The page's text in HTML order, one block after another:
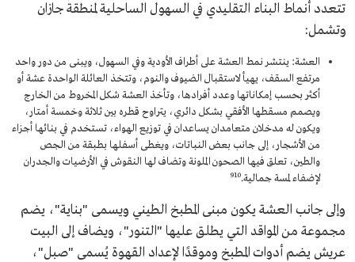
تتعدد أنماط البناء التقليدي في السهول الساحلية لمنطقة جازان
وتشمل:
العشة: ينتشر نمط العشة على أطراف الأودية وفي السهول، ويبنى من دور واحد
مرتفع السقف، يهيأ لاستقبال الضيوف والنوم، وتتخذ العائلة الواحدة عشة أو
أكثر بحسب إمكاناتها وعدد أفرادها، وتأخذ العشة شكل المخروط من الخارج
ويصمم مسقطها الأفقي بشكل دائري، يتراوح قطره بين ثلاثة وخمسة أمتار،
ويكون له مدخلان متعامدان يساعدان في توزيع الهواء، تستخدم في بنائها أجزاء
من الأشجار، إلى جانب بعض النباتات، ويغطى أسفلها بطبقة من الجص
والطين، تعلق فيها الصحون الملونة وتضاف لها النقوش في الأرضيات والجدران
لإضفاء لمسة جمالية.
910
وإلى جانب العشة يكون مبنى المطبخ الطيني ويسمى "بناية"، يضم
مجموعة من المواقد التي يطلق عليها "التنور"، ويضاف إلى البيت
عريش يضم أدوات المطبخ وموقدًا لإعداد القهوة يُسمى "صبل"،